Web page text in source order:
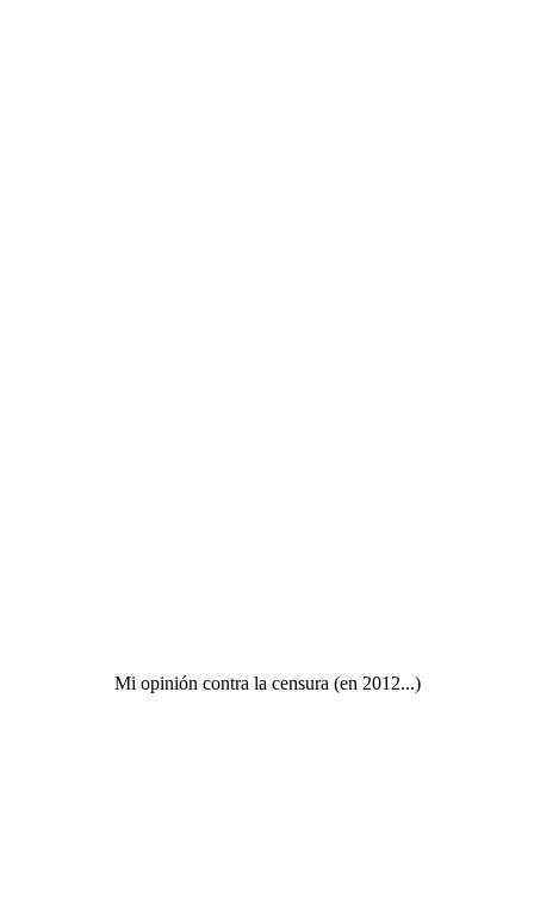
Mi opinión contra la censura (en 2012...)